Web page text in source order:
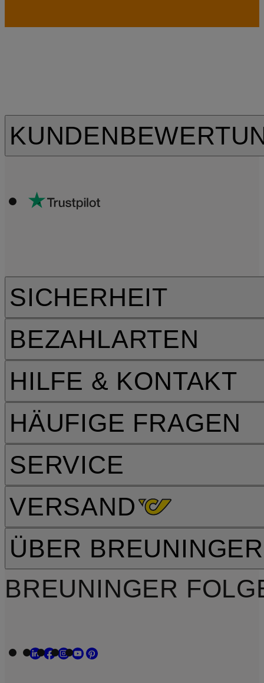
HILFE & KONTAKT
HÄUFIGE FRAGEN
SERVICE
VERSAND
SICHERHEIT
BEZAHLARTEN
ÜBER BREUNINGER
BREUNINGER